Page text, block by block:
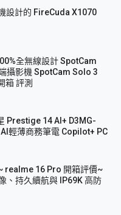
設計的 FireCuda X1070
全無線設計 SpotCam
攝影機 SpotCam Solo 3
箱 評測
Prestige 14 AI+ D3MG-
輕薄商務筆電 Copilot+ PC
realme 16 Pro 開箱評價~
、持久續航與 IP69K 高防